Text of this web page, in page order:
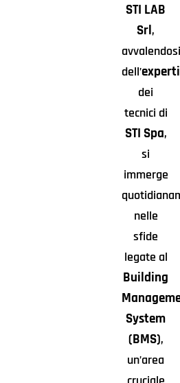
STI LAB
Srl,
dell’
dei
tecnici di
STI Spa,
si
immerge
nelle
sfide
legate al
Building
System
(BMS),
un’area